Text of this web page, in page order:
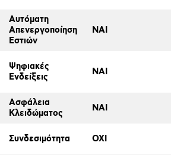
Αυτόματη
Απενεργοποίηση
Εστιών
ΝΑΙ
Ψηφιακές
Ενδείξεις
ΝΑΙ
Ασφάλεια
Κλειδώματος
ΝΑΙ
Συνδεσιμότητα ΟΧΙ